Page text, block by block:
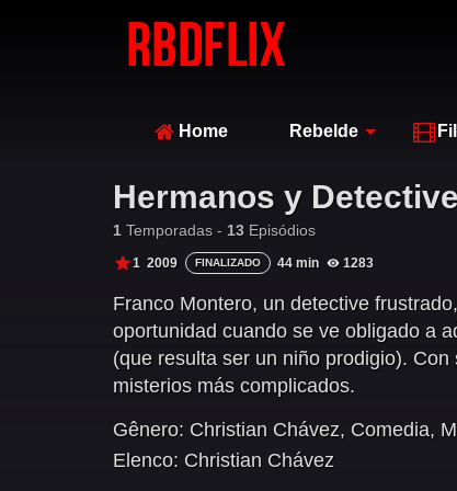
Home Rebelde
Hermanos y
1 Temporadas - 13 Episódios
1 2009 FINALIZADO 44 min 1283
Franco Montero, un detective
oportunidad cuando se ve obligado a
(que resulta ser un niño prodigio).
misterios más complicados.
Gênero: Christian Chávez, Comedia,
Elenco: Christian Chávez